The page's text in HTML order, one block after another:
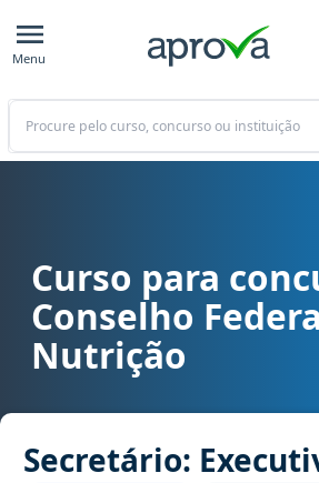
Menu
Buscar
Curso para concurso CFN - Conselho
Curso para
Conselho
Nutrição
Secretário: